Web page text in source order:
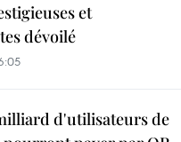
et
dévoilé
d'utilisateurs de